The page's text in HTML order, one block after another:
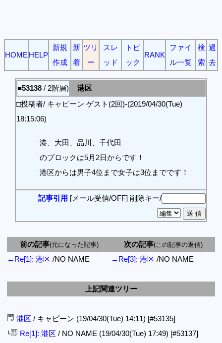
HOME HELP
新規
作成
新
着
ツリ
ー
スレ
ッド
トピ
ック
RANK
ファイ
ル一覧
検
索
過
去
■53138 / 2階層)
港区
□投稿者/ キャピーン ゲスト(2回)-(2019/04/30(Tue)
18:15:06)
港、大田、品川、千代田
のブロックは5月2日からです！
港区からは男子4位まで女子は3位までです！
記事引用 [メール受信/OFF] 削除キー/
前の記事(元になった記事) 次の記事(この記事の返信)
←Re[1]: 港区 /NO NAME →Re[3]: 港区 /NO NAME
上記関連ツリー
港区 / キャピーン (19/04/30(Tue) 14:11) [#53135]
└ Re[1]: 港区 / NO NAME (19/04/30(Tue) 17:49) [#53137]